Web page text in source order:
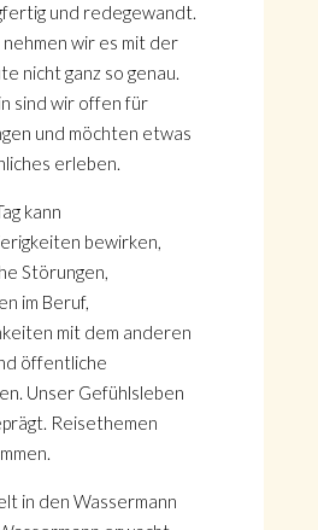
und redegewandt.
wir es mit der
nicht ganz so genau.
sind wir offen für
und möchten etwas
erleben.
kann
bewirken,
Störungen,
im Beruf,
mit dem anderen
öffentliche
Unser Gefühlsleben
Reisethemen
in den Wassermann